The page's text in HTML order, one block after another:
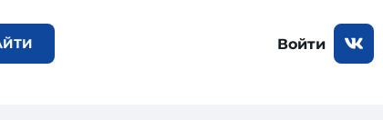
Войти